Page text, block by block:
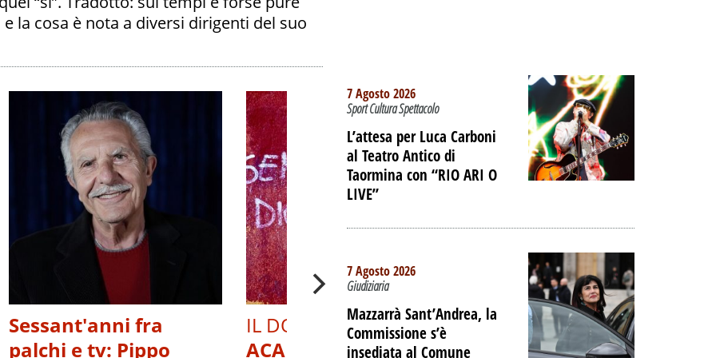
la cosa è nota a diversi dirigenti del suo
Sessant'anni fra
palchi e tv: Pippo
IL DOCUMENTO -
ACAB, OLTRE LE
7 Agosto 2026
Sport Cultura Spettacolo
L’attesa per Luca Carboni
al Teatro Antico di
Taormina con “RIO ARI O
LIVE”
7 Agosto 2026
Giudiziaria
Mazzarrà Sant’Andrea, la
Commissione s’è
insediata al Comune